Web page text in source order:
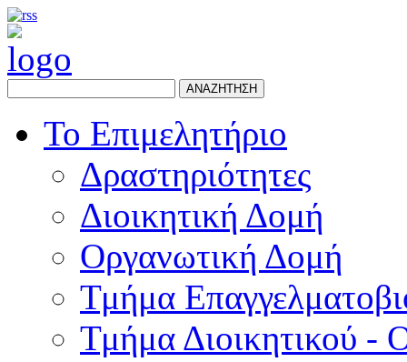
ΑΝΑΖΗΤΗΣΗ
Το Επιμελητήριο
Δραστηριότητες
Διοικητική Δομή
Οργανωτική Δομή
Τμήμα
Τμήμα Διοικητικού -